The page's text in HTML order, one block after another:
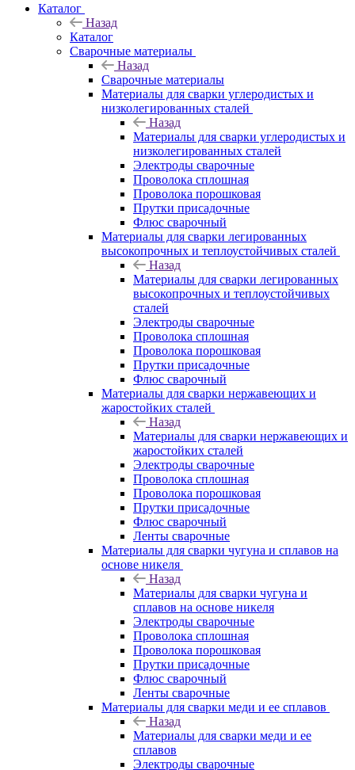
Каталог
Назад
Каталог
Сварочные материалы
Назад
Сварочные материалы
Материалы для сварки углеродистых и
низколегированных сталей
Назад
Материалы для сварки углеродистых и
низколегированных сталей
Электроды сварочные
Проволока сплошная
Проволока порошковая
Прутки присадочные
Флюс сварочный
Материалы для сварки легированных
высокопрочных и теплоустойчивых сталей
Назад
Материалы для сварки легированных
высокопрочных и теплоустойчивых
сталей
Электроды сварочные
Проволока сплошная
Проволока порошковая
Прутки присадочные
Флюс сварочный
Материалы для сварки нержавеющих и
жаростойких сталей
Назад
Материалы для сварки нержавеющих и
жаростойких сталей
Электроды сварочные
Проволока сплошная
Проволока порошковая
Прутки присадочные
Флюс сварочный
Ленты сварочные
Материалы для сварки чугуна и сплавов на
основе никеля
Назад
Материалы для сварки чугуна и
сплавов на основе никеля
Электроды сварочные
Проволока сплошная
Проволока порошковая
Прутки присадочные
Флюс сварочный
Ленты сварочные
Материалы для сварки меди и ее сплавов
Назад
Материалы для сварки меди и ее
сплавов
Электроды сварочные